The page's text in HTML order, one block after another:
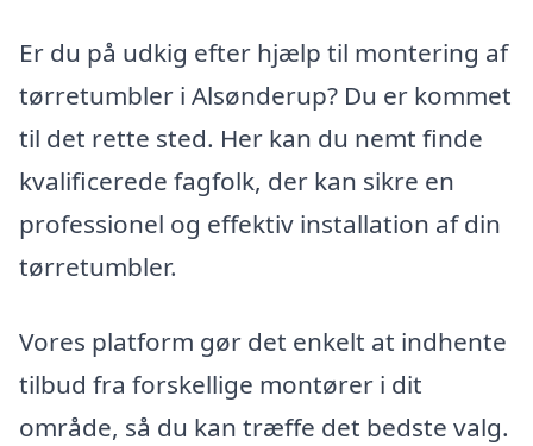
Er du på udkig efter hjælp til montering af
tørretumbler i Alsønderup? Du er kommet
til det rette sted. Her kan du nemt finde
kvalificerede fagfolk, der kan sikre en
professionel og effektiv installation af din
tørretumbler.
Vores platform gør det enkelt at indhente
tilbud fra forskellige montører i dit
område, så du kan træffe det bedste valg.